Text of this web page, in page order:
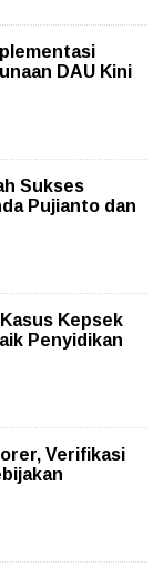
DAU Kini
Sukses
Pujianto dan
Kepsek
Penyidikan
Verifikasi